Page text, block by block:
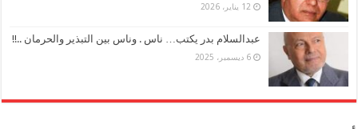
12 يناير، 2026
عبدالسلام بدر يكتب… ناس . وناس بين التبذير والحرمان ..!!
6 ديسمبر، 2025